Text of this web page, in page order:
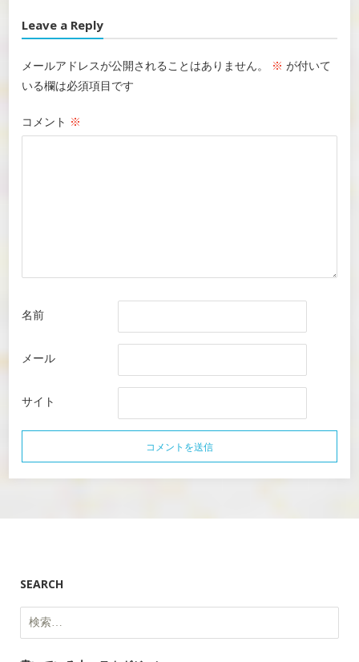
Leave a Reply
メールアドレスが公開されることはありません。 ※ が付いて
いる欄は必須項目です
コメント ※
名前
メール
サイト
SEARCH
索: